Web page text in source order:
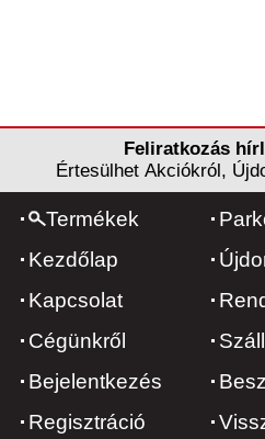
Feliratkozás
Értesülhet Akciókról,
Termékek
Kezdőlap
Kapcsolat
Cégünkről
Bejelentkezés
Regisztráció